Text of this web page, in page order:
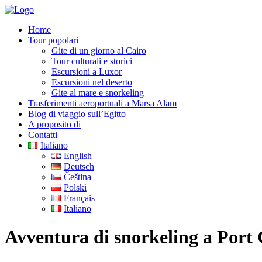
Home
Tour popolari
Gite di un giorno al Cairo
Tour culturali e storici
Escursioni a Luxor
Escursioni nel deserto
Gite al mare e snorkeling
Trasferimenti aeroportuali a Marsa Alam
Blog di viaggio sull’Egitto
A proposito di
Contatti
Italiano
English
Deutsch
Čeština
Polski
Français
Italiano
Avventura di snorkeling a Port